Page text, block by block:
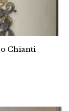
Chianti